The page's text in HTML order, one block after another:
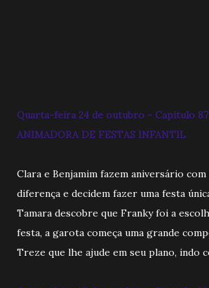
Quarta-feira 24 de outubro - Capitulo
ANIMADORA DE FESTAS INFANTIL
Clara e Benjamim fazem aniversário com
diferença e decidem fazer uma festa
Tamara descobre que Franky foi a
festa, a garota começa uma grande
Treze que lhe ajude em seu plano, indo